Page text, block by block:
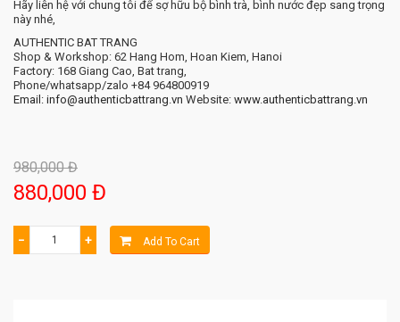
Hãy liên hệ với chung tôi để sợ hữu bộ bình trà, bình nước đẹp sang trọng
này nhé,
AUTHENTIC BAT TRANG
Shop & Workshop: 62 Hang Hom, Hoan Kiem, Hanoi
Factory: 168 Giang Cao, Bat trang,
Phone/whatsapp/zalo +84 964800919
Email: info@authenticbattrang.vn ​ Website: www.authenticbattrang.vn
980,000 Đ
880,000 Đ
− + Add To Cart